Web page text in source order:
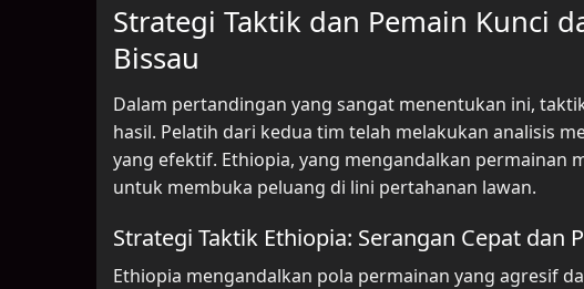
Strategi Taktik dan Pemain Kunci
Bissau
Dalam pertandingan yang sangat menentukan ini,
hasil. Pelatih dari kedua tim telah melakukan analisis
yang efektif. Ethiopia, yang mengandalkan permainan
untuk membuka peluang di lini pertahanan lawan.
Strategi Taktik Ethiopia: Serangan Cepat dan
Ethiopia mengandalkan pola permainan yang agresif